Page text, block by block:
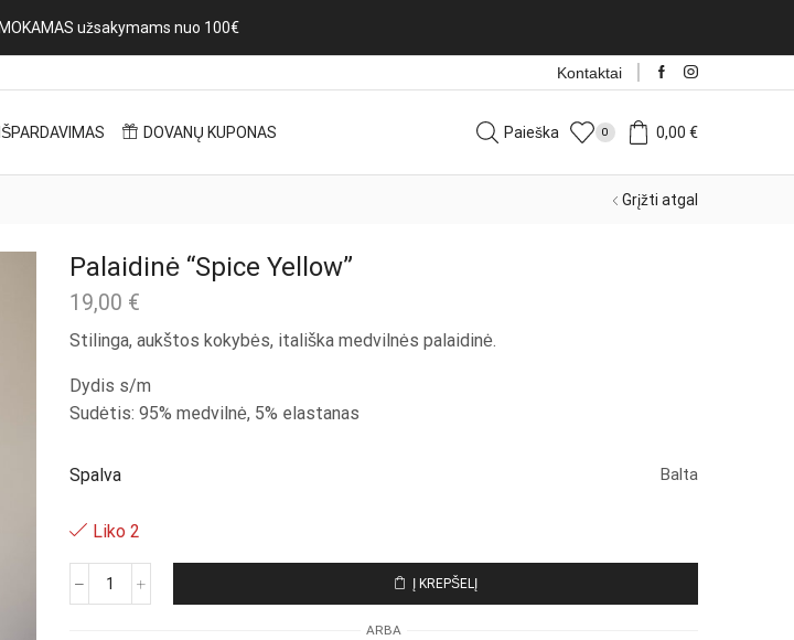
Kontaktai
IŠPARDAVIMAS DOVANŲ KUPONAS Paieška 0 0,00 €
Grįžti atgal
Palaidinė “Spice Yellow”
19,00 €
Stilinga, aukštos kokybės, itališka medvilnės palaidinė.
Dydis s/m
Sudėtis: 95% medvilnė, 5% elastanas
Spalva Balta
Liko 2
produkto
Į KREPŠELĮ
ARBA